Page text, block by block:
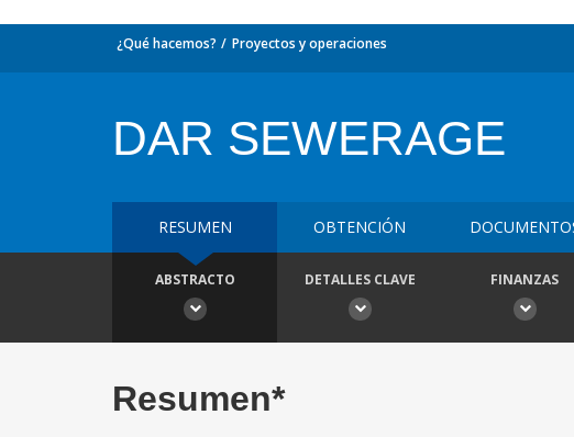
¿Qué hacemos? Proyectos y operaciones
DAR SEWERAGE
RESUMEN OBTENCIÓN
ABSTRACTO DETALLES CLAVE FINANZAS
Resumen*